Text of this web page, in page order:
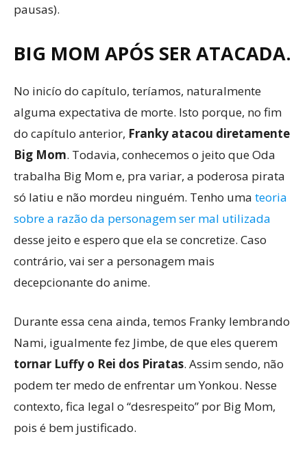
pausas).
BIG MOM APÓS SER ATACADA.
No inicío do capítulo, teríamos, naturalmente
alguma expectativa de morte. Isto porque, no fim
do capítulo anterior, Franky atacou diretamente
Big Mom. Todavia, conhecemos o jeito que Oda
trabalha Big Mom e, pra variar, a poderosa pirata
só latiu e não mordeu ninguém. Tenho uma teoria
sobre a razão da personagem ser mal utilizada
desse jeito e espero que ela se concretize. Caso
contrário, vai ser a personagem mais
decepcionante do anime.
Durante essa cena ainda, temos Franky lembrando
Nami, igualmente fez Jimbe, de que eles querem
tornar Luffy o Rei dos Piratas. Assim sendo, não
podem ter medo de enfrentar um Yonkou. Nesse
contexto, fica legal o “desrespeito” por Big Mom,
pois é bem justificado.